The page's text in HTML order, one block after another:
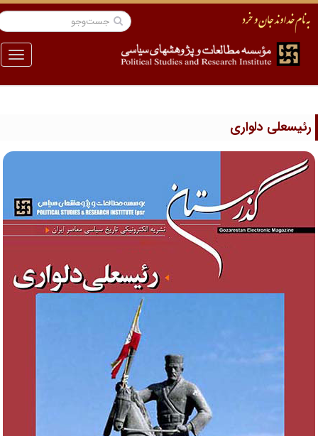
منو
دلواری